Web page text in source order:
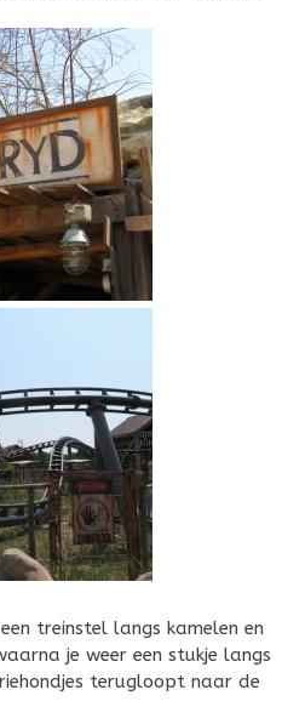
treinstel langs kamelen en
je weer een stukje langs
terugloopt naar de